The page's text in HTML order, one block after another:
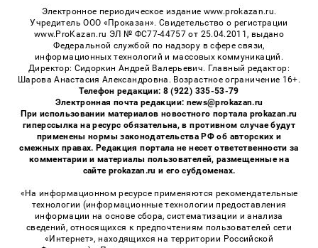
Электронное периодическое издание www.prokazan.ru.
Учредитель ООО «Проказан». Cвидетельство о регистрации
www.ProKazan.ru ЭЛ № ФС77-44757 от 25.04.2011, выдано
Федеральной службой по надзору в сфере связи,
информационных технологий и массовых коммуникаций.
Директор: Сидоркин Андрей Валерьевич. Главный редактор:
Шарова Анастасия Александровна. Возрастное ограничение 16+.
Телефон редакции: 8 (922) 335-53-79
Электронная почта редакции: news@prokazan.ru
При использовании материалов новостного портала prokazan.ru
гиперссылка на ресурс обязательна, в противном случае будут
применены нормы законодательства РФ об авторских и
смежных правах. Редакция портала не несет ответственности за
комментарии и материалы пользователей, размещенные на
сайте prokazan.ru и его субдоменах.
«На информационном ресурсе применяются рекомендательные
технологии (информационные технологии предоставления
информации на основе сбора, систематизации и анализа
сведений, относящихся к предпочтениям пользователей сети
«Интернет», находящихся на территории Российской